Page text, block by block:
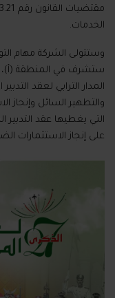
الخدمات.
وستتولى الشركة مهام
ستشرف في المنطقة (أ)،
المدار الترابي لعقد
والتطهير السائل وإنجاز
التي يغطيها عقد
على إنجاز الاستثمارات